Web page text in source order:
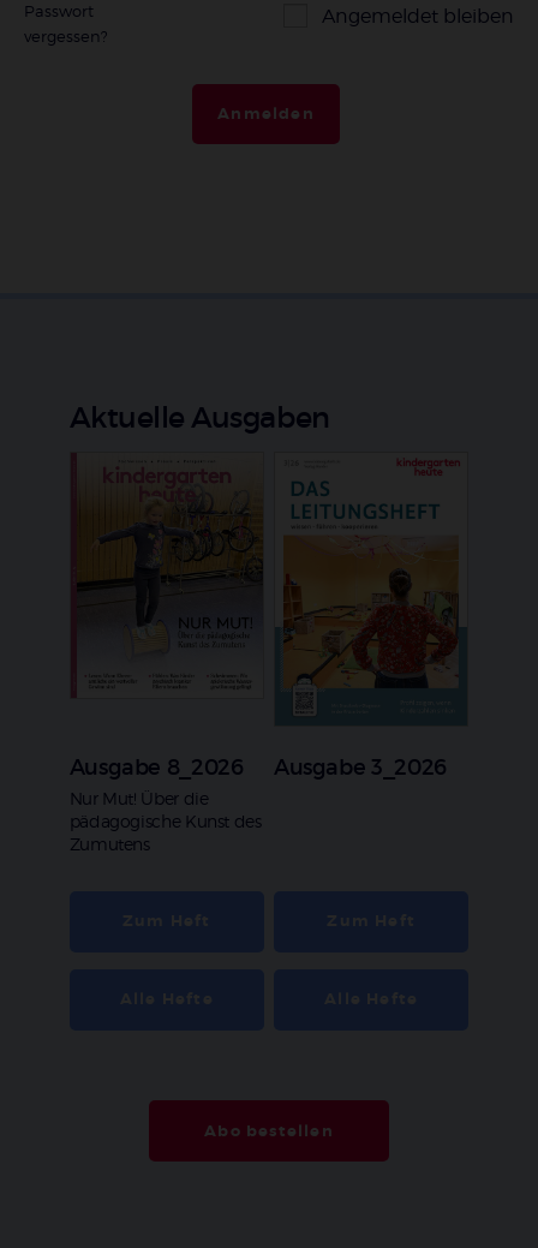
Passwort
vergessen?
Angemeldet bleiben
Anmelden
Aktuelle Ausgaben
Ausgabe 8_2026
:
Nur Mut! Über die
pädagogische Kunst des
Zumutens
Ausgabe 3_2026
Abo bestellen